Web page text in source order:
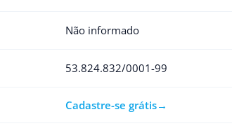
Não informado
53.824.832/0001-99
Cadastre-se grátis